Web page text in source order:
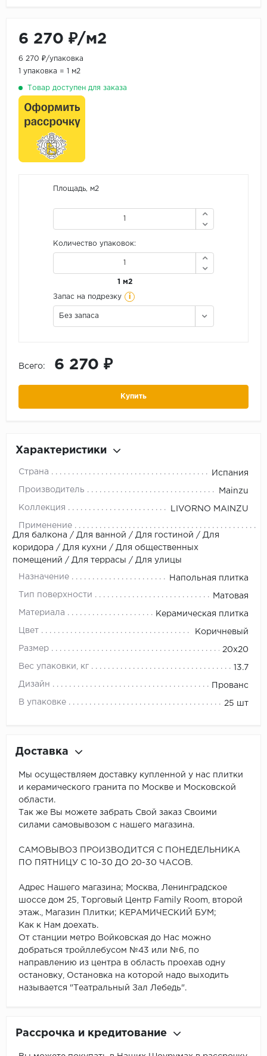
6 270 ₽/м2
6 270 ₽/упаковка
1 упаковка = 1 м2
Товар доступен для заказа
Площадь, м2
Количество упаковок:
1 м2
Запас на подрезку i
Без запаса
Всего: 6 270 ₽
Купить
Характеристики
Страна Испания
Производитель Mainzu
Коллекция LIVORNO MAINZU
Применение
Для балкона / Для ванной / Для гостиной / Для
коридора / Для кухни / Для общественных
помещений / Для террасы / Для улицы
Назначение Напольная плитка
Тип поверхности Матовая
Материала Керамическая плитка
Цвет Коричневый
Размер 20x20
Вес упаковки, кг 13.7
Дизайн Прованс
В упаковке 25 шт
Доставка
Мы осуществляем доставку купленной у нас плитки
и керамического гранита по Москве и Московской
области.
Так же Вы можете забрать Свой заказ Своими
силами самовывозом с нашего магазина.
САМОВЫВОЗ ПРОИЗВОДИТСЯ С ПОНЕДЕЛЬНИКА
ПО ПЯТНИЦУ С 10-30 ДО 20-30 ЧАСОВ.
Адрес Нашего магазина; Москва, Ленинградское
шоссе дом 25, Торговый Центр Family Room, второй
этаж., Магазин Плитки; КЕРАМИЧЕСКИЙ БУМ;
Как к Нам доехать.
От станции метро Войковская до Нас можно
добраться тройллебусом №43 или №6, по
направлению из центра в область проехав одну
остановку, Остановка на которой надо выходить
называется "Театральный Зал Лебедь".
Рассрочка и кредитование